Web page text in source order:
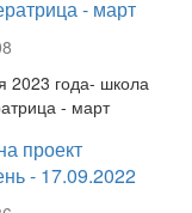
- март
2023 года- школа
- март
проект
- 17.09.2022